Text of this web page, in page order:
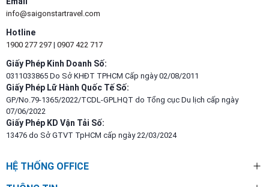
info@saigonstartravel.com
Hotline
1900 277 297 | 0907 422 717
Giấy Phép Kinh Doanh Số:
0311033865 Do Sở KHĐT TPHCM Cấp ngày 02/08/2011
Giấy Phép Lữ Hành Quốc Tế Số:
GP/No.79-1365/2022/TCDL-GPLHQT do Tổng cục Du lịch cấp ngày
07/06/2022
Giấy Phép KD Vận Tải Số:
13476 do Sở GTVT TpHCM cấp ngày 22/03/2024
HỆ THỐNG OFFICE